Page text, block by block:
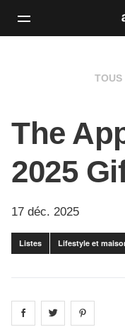
TOUS
The
2025
17 déc. 2025
Listes Lifestyle et
Share on facebook
Share on